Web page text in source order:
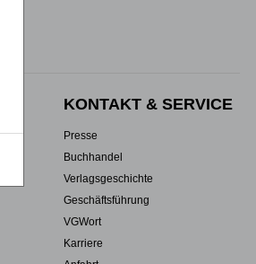
KONTAKT & SERVICE
Presse
Buchhandel
Verlagsgeschichte
Geschäftsführung
VGWort
Karriere